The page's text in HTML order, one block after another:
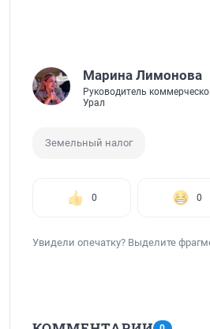
Марина Лимонова
Руководитель
Урал
Земельный налог
0 0
Увидели опечатку? Выделите